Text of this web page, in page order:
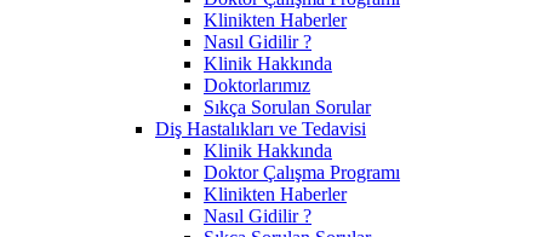
Klinikten Haberler
Nasıl Gidilir ?
Klinik Hakkında
Doktorlarımız
Sıkça Sorulan Sorular
Diş Hastalıkları ve Tedavisi
Klinik Hakkında
Doktor Çalışma Programı
Klinikten Haberler
Nasıl Gidilir ?